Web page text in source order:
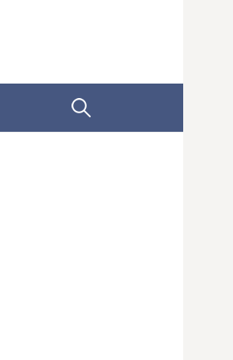
Ricerca